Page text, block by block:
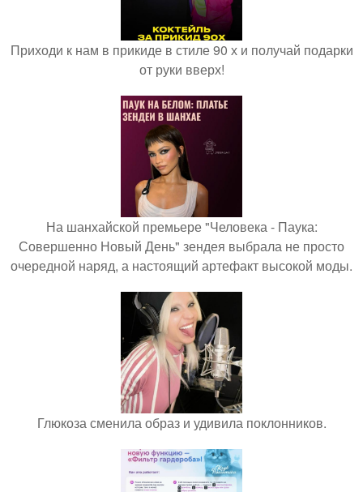
Приходи к нам в прикиде в стиле 90 х и получай подарки
от руки вверх!
На шанхайской премьере "Человека - Паука:
Совершенно Новый День" зендея выбрала не просто
очередной наряд, а настоящий артефакт высокой моды.
Глюкоза сменила образ и удивила поклонников.